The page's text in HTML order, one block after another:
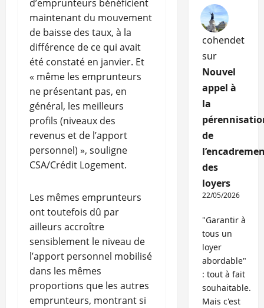
d’emprunteurs bénéficient
maintenant du mouvement
de baisse des taux, à la
différence de ce qui avait
été constaté en janvier. Et
« même les emprunteurs
ne présentant pas, en
général, les meilleurs
profils (niveaux des
revenus et de l’apport
personnel) », souligne
CSA/Crédit Logement.
Les mêmes emprunteurs
ont toutefois dû par
ailleurs accroître
sensiblement le niveau de
l’apport personnel mobilisé
dans les mêmes
proportions que les autres
emprunteurs, montrant si
cohendet
sur
Nouvel
appel à
la
de
des
loyers
22/05/2026
"Garantir à
tous un
loyer
abordable"
: tout à fait
souhaitable.
Mais c'est